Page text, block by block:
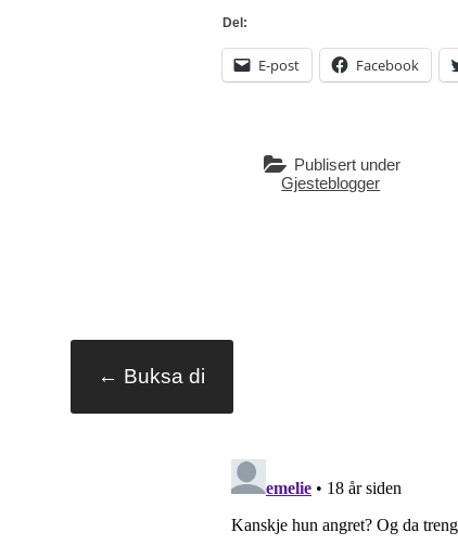
Del:
E-post Facebook
Publisert under
Gjesteblogger
← Buksa di